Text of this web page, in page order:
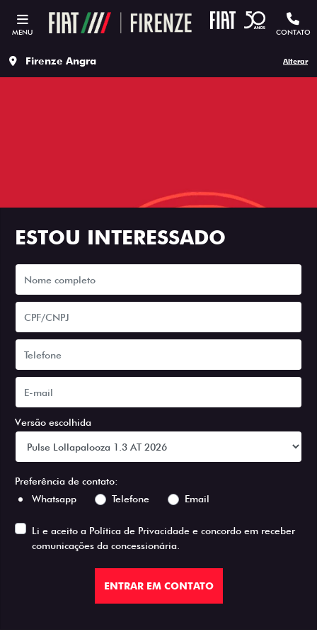
MENU CONTATO
Firenze Angra Alterar
ESTOU INTERESSADO
Versão escolhida
Preferência de contato:
Whatsapp
Telefone Email
Li e aceito a Política de Privacidade e concordo em receber
comunicações da concessionária.
ENTRAR EM CONTATO